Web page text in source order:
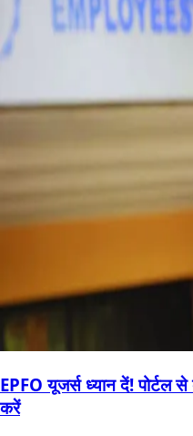
EPFO यूजर्स ध्यान दें!
करें